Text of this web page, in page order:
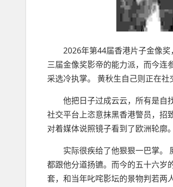
2026年第44届香港片子金像奖
三届金像奖影帝的能力派，而今连
采选冷执掌。 黄秋生自己则正在社
他把日子过成云云，所有是自找
社交平台上恣意抹黑香港警员，招
对着媒体说照镜子看到了欧洲轮廓。
实际很疾给了他狠狠一巴掌。
都跟他分道扬镳。而今的五十六岁
套，和当年叱咤影坛的景物判若两人